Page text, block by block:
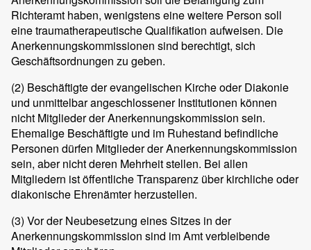
Richteramt haben, wenigstens eine weitere Person soll
eine traumatherapeutische Qualifikation aufweisen. Die
Anerkennungskommissionen sind berechtigt, sich
Geschäftsordnungen zu geben.
(2) Beschäftigte der evangelischen Kirche oder Diakonie
und unmittelbar angeschlossener Institutionen können
nicht Mitglieder der Anerkennungskommission sein.
Ehemalige Beschäftigte und im Ruhestand befindliche
Personen dürfen Mitglieder der Anerkennungskommission
sein, aber nicht deren Mehrheit stellen. Bei allen
Mitgliedern ist öffentliche Transparenz über kirchliche oder
diakonische Ehrenämter herzustellen.
(3) Vor der Neubesetzung eines Sitzes in der
Anerkennungskommission sind im Amt verbleibende